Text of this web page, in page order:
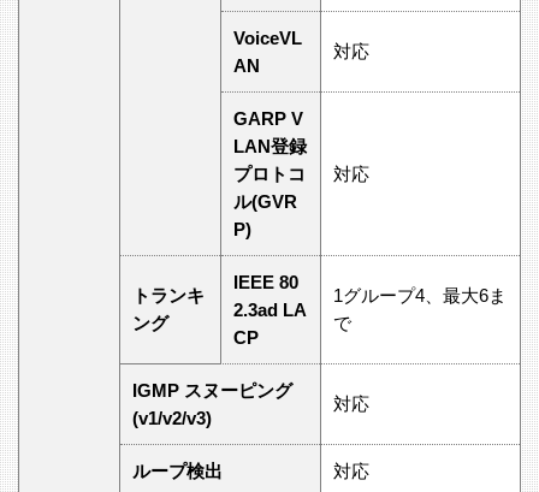
VoiceVL
AN
対応
GARP V
LAN登録
プロトコ
ル(GVR
P)
対応
トランキ
ング
IEEE 80
2.3ad LA
CP
1グループ4、最大6ま
で
IGMP スヌーピング
(v1/v2/v3)
対応
ループ検出 対応